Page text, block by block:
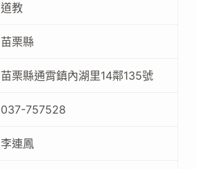
道教
苗栗縣
苗栗縣通霄鎮內湖里14鄰135號
037-757528
李連鳳